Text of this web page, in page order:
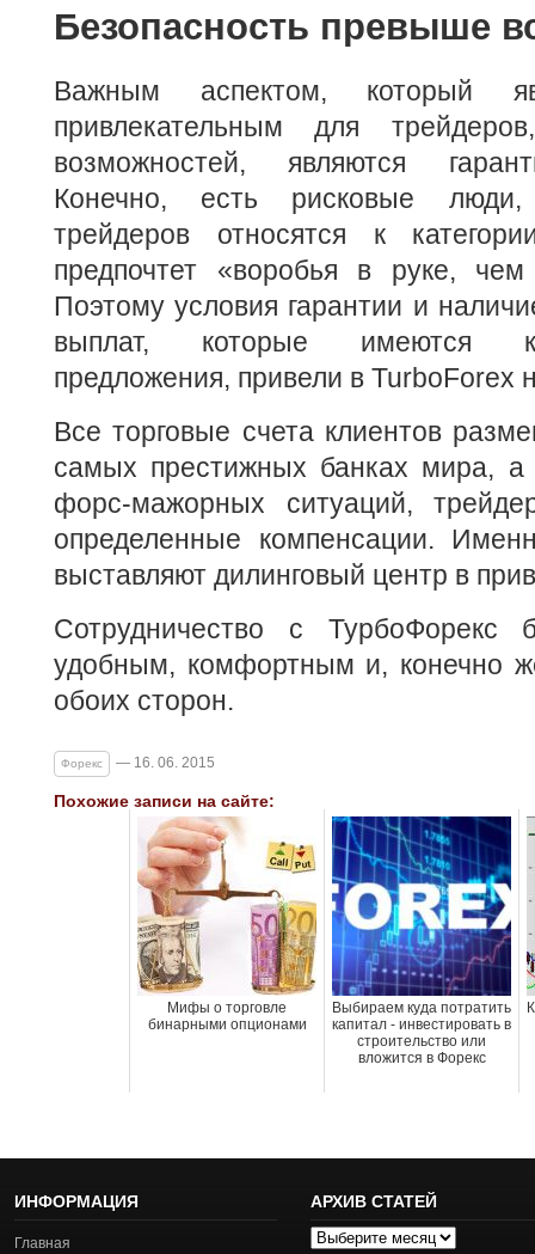
Безопасность превыше
Важным аспектом, который
привлекательным для
возможностей, являются
Конечно, есть рисковые
трейдеров относятся к
предпочтет «воробья в руке,
Поэтому условия гарантии и
выплат, которые имеются
предложения, привели в TurboForex
Все торговые счета клиентов
самых престижных банках мира, а
форс-мажорных ситуаций,
определенные компенсации.
выставляют дилинговый центр в
Сотрудничество с ТурбоФорекс
удобным, комфортным и, конечно
обоих сторон.
Форекс — 16. 06. 2015
Похожие записи на сайте:
Мифы о торговле
бинарными опционами
Выбираем куда потратить
капитал - инвестировать в
строительство или
вложится в Форекс
ИНФОРМАЦИЯ
Главная
АРХИВ СТАТЕЙ
Архив